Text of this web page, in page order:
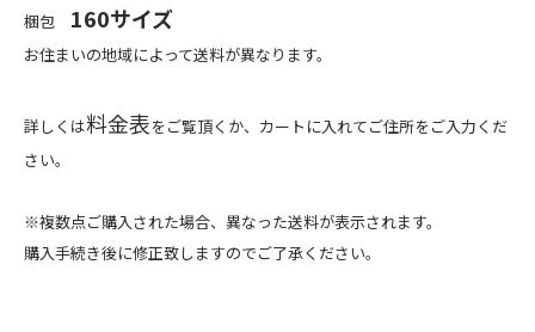
梱包 160サイズ
お住まいの地域によって送料が異なります。
詳しくは料金表をご覧頂くか、カートに入れてご住所をご入力くだ
さい。
※複数点ご購入された場合、異なった送料が表示されます。
購入手続き後に修正致しますのでご了承ください。